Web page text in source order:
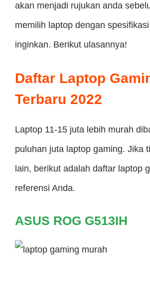
akan menjadi rujukan anda
memilih laptop dengan
inginkan. Berikut ulasannya!
Daftar Laptop
Terbaru 2022
Laptop 11-15 juta lebih murah
puluhan juta laptop gaming. Jika
lain, berikut adalah daftar laptop
referensi Anda.
ASUS ROG G513IH